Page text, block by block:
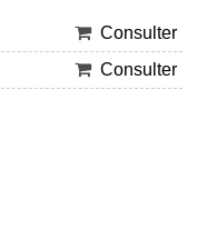
Consulter
Consulter